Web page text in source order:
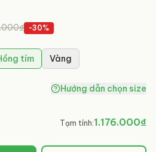
-30%
tím Vàng
Hướng dẫn chọn size
Tạm tính:1.176.000₫